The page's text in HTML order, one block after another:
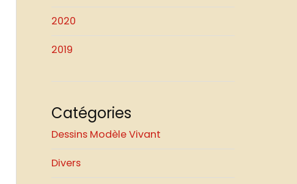
2020
2019
Catégories
Dessins Modèle Vivant
Divers